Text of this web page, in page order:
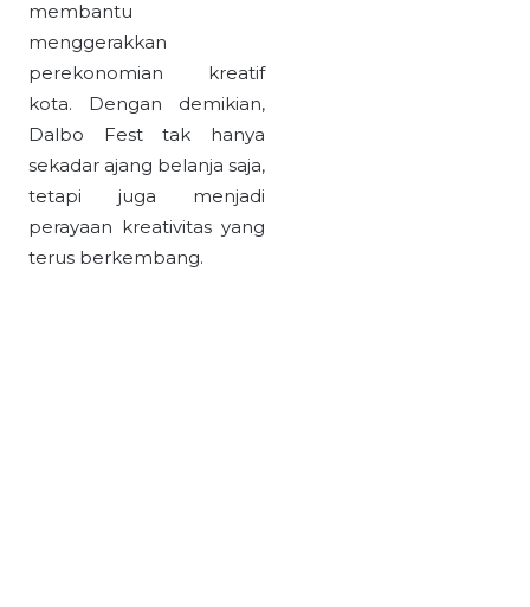
membantu
menggerakkan
perekonomian kreatif
kota. Dengan demikian,
Dalbo Fest tak hanya
sekadar ajang belanja saja,
tetapi juga menjadi
perayaan kreativitas yang
terus berkembang.